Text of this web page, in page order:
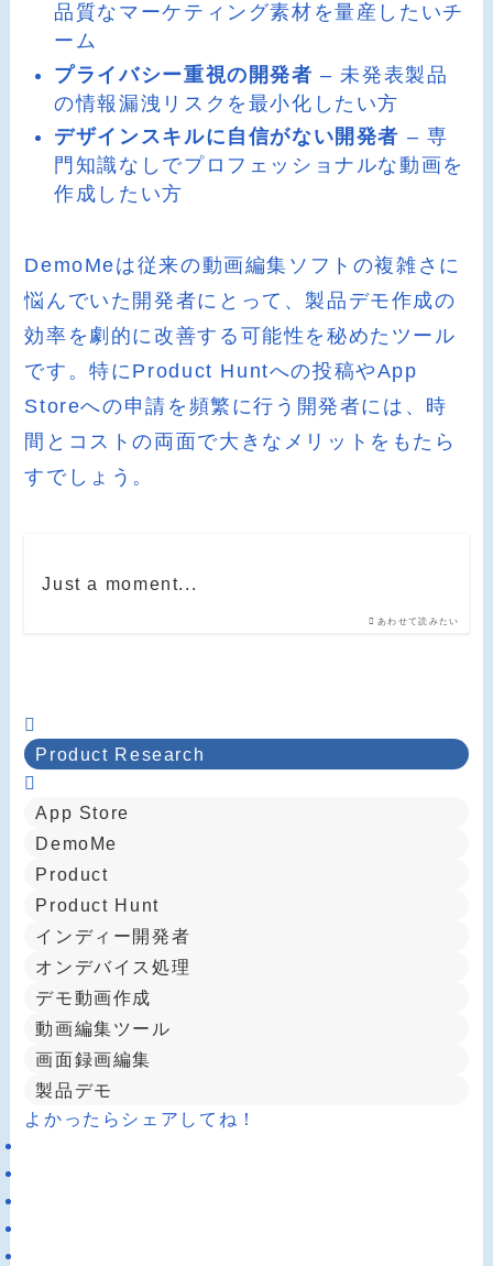
品質なマーケティング素材を量産したいチ
ーム
プライバシー重視の開発者 – 未発表製品
の情報漏洩リスクを最小化したい方
デザインスキルに自信がない開発者 – 専
門知識なしでプロフェッショナルな動画を
作成したい方
DemoMeは従来の動画編集ソフトの複雑さに
悩んでいた開発者にとって、製品デモ作成の
効率を劇的に改善する可能性を秘めたツール
です。特にProduct Huntへの投稿やApp
Storeへの申請を頻繁に行う開発者には、時
間とコストの両面で大きなメリットをもたら
すでしょう。
あわせて読みたい
Just a moment...
Product Research
App Store
DemoMe
Product
Product Hunt
インディー開発者
オンデバイス処理
デモ動画作成
動画編集ツール
画面録画編集
製品デモ
よかったらシェアしてね！